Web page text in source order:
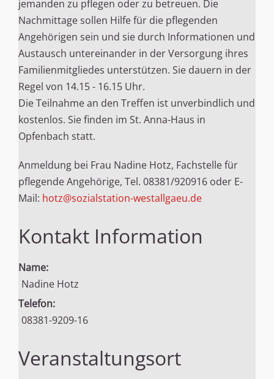
jemanden zu pflegen oder zu betreuen. Die
Nachmittage sollen Hilfe für die pflegenden
Angehörigen sein und sie durch Informationen und
Austausch untereinander in der Versorgung ihres
Familienmitgliedes unterstützen. Sie dauern in der
Regel von 14.15 - 16.15 Uhr.
Die Teilnahme an den Treffen ist unverbindlich und
kostenlos. Sie finden im St. Anna-Haus in
Opfenbach statt.
Anmeldung bei Frau Nadine Hotz, Fachstelle für
pflegende Angehörige, Tel. 08381/920916 oder E-
Mail: hotz@sozialstation-westallgaeu.de
Kontakt Information
Name:
Nadine Hotz
Telefon:
08381-9209-16
Veranstaltungsort